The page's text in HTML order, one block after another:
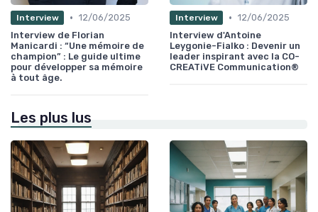
Interview • 12/06/2025
Interview de Florian
Manicardi : “Une mémoire de
champion” : Le guide ultime
pour développer sa mémoire
à tout âge.
Interview • 12/06/2025
Interview d'Antoine
Leygonie-Fialko : Devenir un
leader inspirant avec la CO-
CREATiVE Communication®
Les plus lus